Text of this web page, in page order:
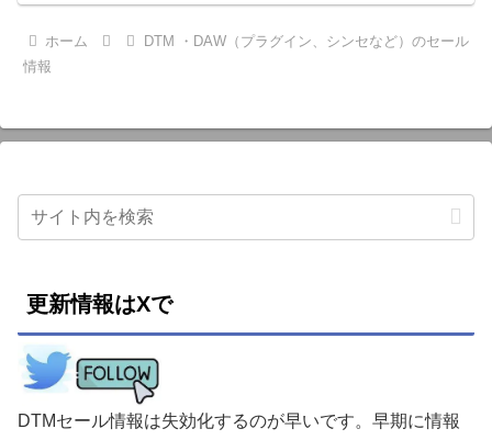
ホーム
DTM ・DAW（プラグイン、シンセなど）のセール
情報
更新情報はXで
DTMセール情報は失効化するのが早いです。早期に情報